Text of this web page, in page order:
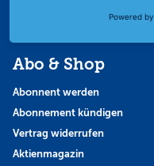
Abo & Shop
Abonnent werden
Abonnement kündigen
Vertrag widerrufen
Aktienmagazin
Powered by